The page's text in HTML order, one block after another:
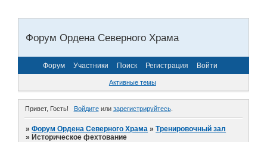
Форум Ордена Северного Храма
Форум Участники Поиск Регистрация Войти
Активные темы
Привет, Гость! Войдитеили зарегистрируйтесь.
»Форум Ордена Северного Храма »Тренировочный зал
»Историческое фехтование